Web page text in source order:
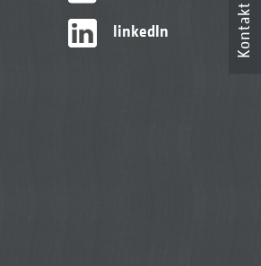
linkedIn Kontakt